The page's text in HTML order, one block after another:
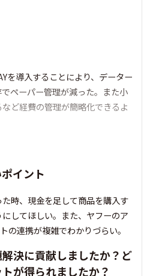
を導入することにより、データー
ペーパー管理が減った。また小
ど経費の管理が簡略化できるよ
イント
時、現金を足して商品を購入す
してほしい。また、ヤフーのア
の連携が複雑でわかりづらい。
決に貢献しましたか？ど
が得られましたか？